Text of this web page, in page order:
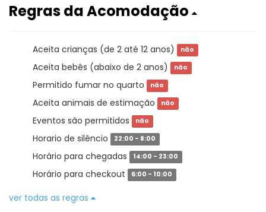
Regras da Acomodação
Aceita crianças (de 2 até 12 anos) não
Aceita bebês (abaixo de 2 anos) não
Permitido fumar no quarto não
Aceita animais de estimação não
Eventos são permitidos não
Horario de silêncio 22:00 - 8:00
Horário para chegadas 14:00 - 23:00
Horário para checkout 6:00 - 10:00
ver todas as regras